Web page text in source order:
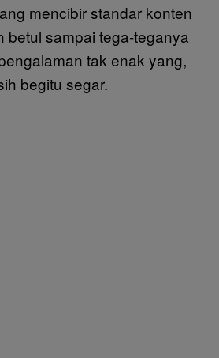
mencibir standar konten
betul sampai tega-teganya
tak enak yang,
begitu segar.